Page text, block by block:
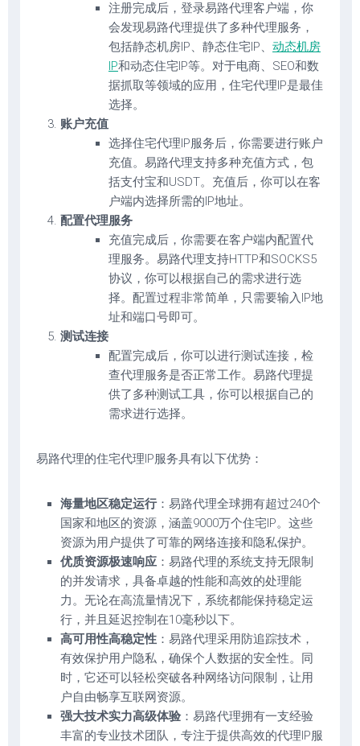
注册完成后，登录易路代理客户端，你
会发现易路代理提供了多种代理服务，
包括静态机房IP、静态住宅IP、 动态机房
IP和动态住宅IP等。对于电商、SEO和数
据抓取等领域的应用，住宅代理IP是最佳
选择。
账户充值
选择住宅代理IP服务后，你需要进行账户
充值。易路代理支持多种充值方式，包
括支付宝和USDT。充值后，你可以在客
户端内选择所需的IP地址。
配置代理服务
充值完成后，你需要在客户端内配置代
理服务。易路代理支持HTTP和SOCKS5
协议，你可以根据自己的需求进行选
择。配置过程非常简单，只需要输入IP地
址和端口号即可。
测试连接
配置完成后，你可以进行测试连接，检
查代理服务是否正常工作。易路代理提
供了多种测试工具，你可以根据自己的
需求进行选择。
易路代理的住宅代理IP服务具有以下优势：
海量地区稳定运行：易路代理全球拥有超过240个
国家和地区的资源，涵盖9000万个住宅IP。这些
资源为用户提供了可靠的网络连接和隐私保护。
优质资源极速响应 ：易路代理的系统支持无限制
的并发请求，具备卓越的性能和高效的处理能
力。无论在高流量情况下，系统都能保持稳定运
行，并且延迟控制在10毫秒以下。
高可用性高稳定性 ：易路代理采用防追踪技术，
有效保护用户隐私，确保个人数据的安全性。同
时，它还可以轻松突破各种网络访问限制，让用
户自由畅享互联网资源。
强大技术实力高级体验：易路代理拥有一支经验
丰富的专业技术团队，专注于提供高效的代理IP服